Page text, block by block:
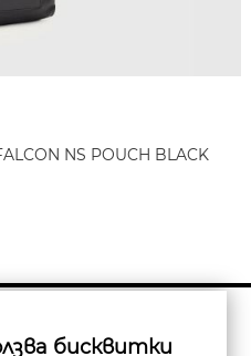
NS POUCH BLACK
бисквитки